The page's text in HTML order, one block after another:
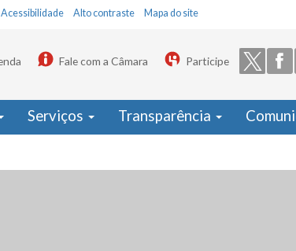
Acessibilidade Alto contraste Mapa do site
Fale com a Câmara Participe
Serviços Transparência